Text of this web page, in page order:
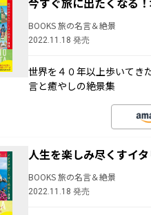
BOOKS 旅の名言＆絶景
2022.11.18 発売
世界を４０年以上歩いてき
言と癒やしの絶景集
人生を楽しみ尽くすイ
BOOKS 旅の名言＆絶景
2022.11.18 発売